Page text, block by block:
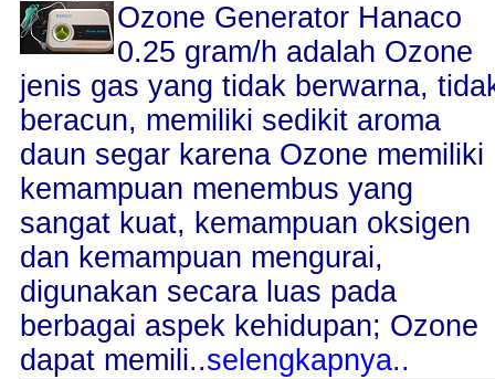
Ozone Generator Hanaco
0.25 gram/h adalah Ozone
jenis gas yang tidak berwarna,
beracun, memiliki sedikit aroma
daun segar karena Ozone memiliki
kemampuan menembus yang
sangat kuat, kemampuan oksigen
dan kemampuan mengurai,
digunakan secara luas pada
berbagai aspek kehidupan; Ozone
dapat memili..selengkapnya..